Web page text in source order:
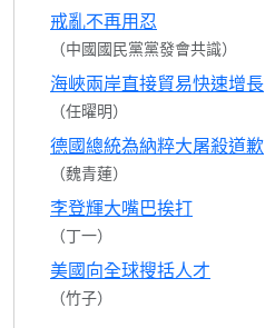
戒亂不再用忍
（中國國民黨黨發會共識）
海峽兩岸直接貿易快速增長
（任曜明）
德國總統為納粹大屠殺道歉
（魏青蓮）
李登輝大嘴巴挨打
（丁一）
美國向全球搜括人才
（竹子）